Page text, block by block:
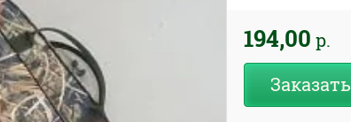
194,00 р.
Заказать